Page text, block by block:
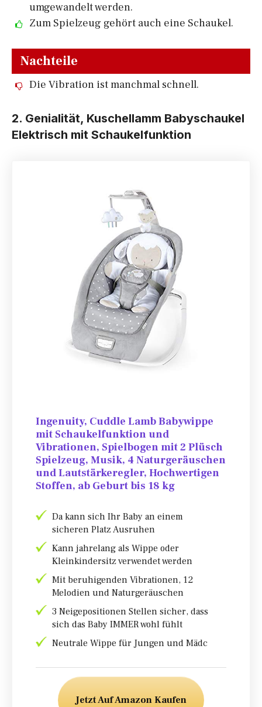
umgewandelt werden.
Zum Spielzeug gehört auch eine Schaukel.
Nachteile
Die Vibration ist manchmal schnell.
2. Genialität, Kuschellamm Babyschaukel
Elektrisch mit Schaukelfunktion
Ingenuity, Cuddle Lamb Babywippe
mit Schaukelfunktion und
Vibrationen, Spielbogen mit 2 Plüsch
Spielzeug, Musik, 4 Naturgeräuschen
und Lautstärkeregler, Hochwertigen
Stoffen, ab Geburt bis 18 kg
Da kann sich Ihr Baby an einem
sicheren Platz Ausruhen
Kann jahrelang als Wippe oder
Kleinkindersitz verwendet werden
Mit beruhigenden Vibrationen, 12
Melodien und Naturgeräuschen
3 Neigepositionen Stellen sicher, dass
sich das Baby IMMER wohl fühlt
Neutrale Wippe für Jungen und Mädc
Jetzt Auf Amazon Kaufen